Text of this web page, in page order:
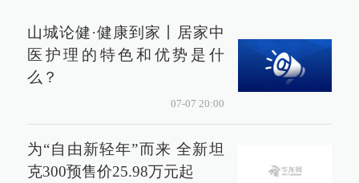
山城论健·健康到家丨居家中
医护理的特色和优势是什
么？
07-07 20:00
为“自由新轻年”而来 全新坦
克300预售价25.98万元起